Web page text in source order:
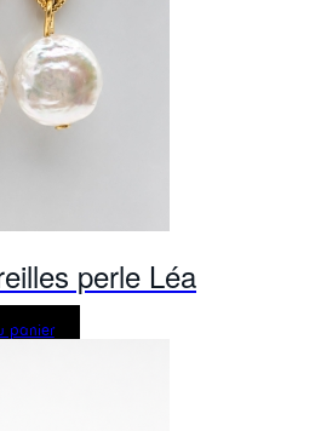
perle Léa
panier